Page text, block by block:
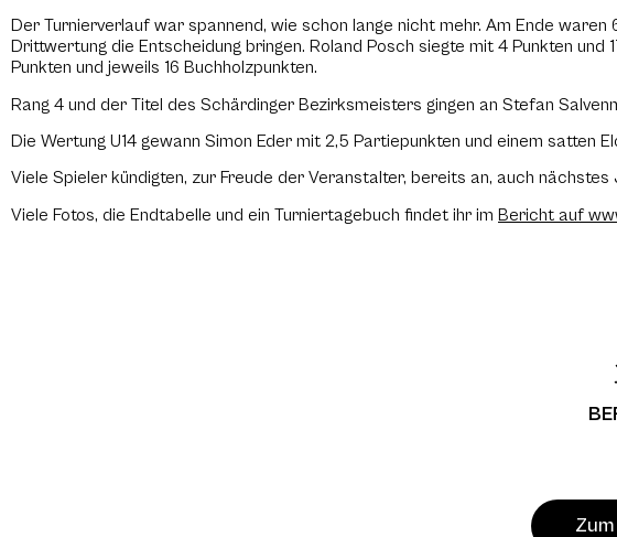
Der Turnierverlauf war spannend, wie schon lange nicht mehr. Am Ende
Drittwertung die Entscheidung bringen. Roland Posch siegte mit 4 Punkten
Punkten und jeweils 16 Buchholzpunkten.
Rang 4 und der Titel des Schärdinger Bezirksmeisters gingen an Stefan
Die Wertung U14 gewann Simon Eder mit 2,5 Partiepunkten und einem satten
Viele Spieler kündigten, zur Freude der Veranstalter, bereits an, auch
Viele Fotos, die Endtabelle und ein Turniertagebuch findet ihr im Bericht auf